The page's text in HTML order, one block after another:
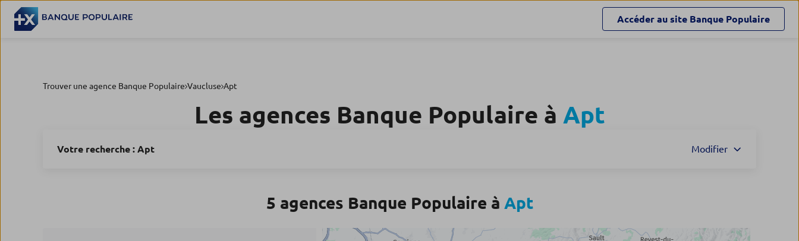
Accéder au site Banque Populaire
Trouver une agence Banque Populaire Vaucluse Apt
Les agences Banque Populaire à Apt
Votre recherche : Apt Modifier
5 agences Banque Populaire à Apt